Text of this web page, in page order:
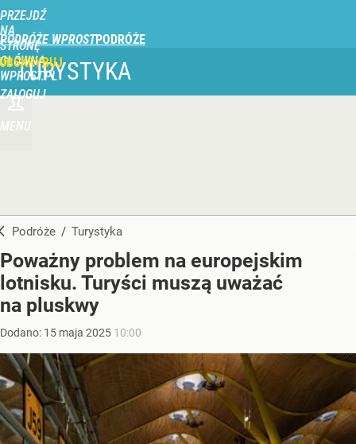
PRZEJDŹ
NA
STRONĘ
GŁÓWNĄ
WPROST.PL
PODRÓŻE WPROST
ZALOGUJ
MENU
TURYSTYKA
Podróże / Turystyka
Poważny problem na europejskim
lotnisku. Turyści muszą uważać
na pluskwy
Dodano: 15 maja 2025 10:00